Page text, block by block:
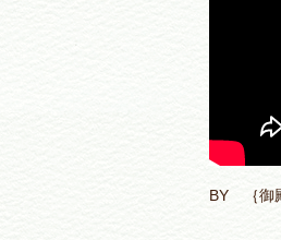
BY ｛御